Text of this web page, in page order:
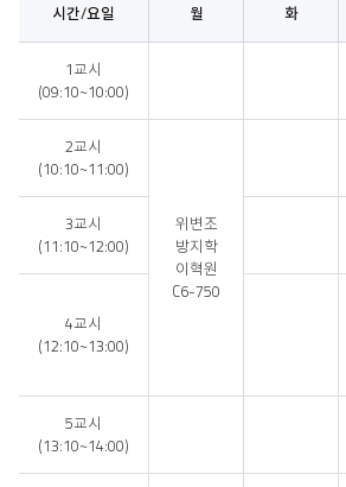
시
시간/요일 월 화
1교시
(09:10~10:00)
2교시
(10:10~11:00)
위변조
방지학
이혁원
C6-750
3교시
(11:10~12:00)
4교시
(12:10~13:00)
5교시
(13:10~14:00)